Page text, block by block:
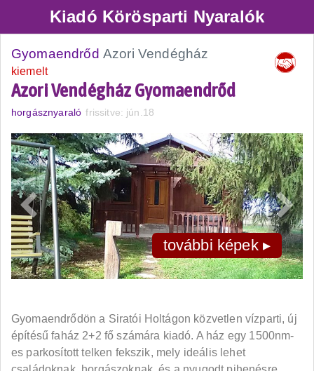
Kiadó Körösparti Nyaralók
Gyomaendrőd Azori Vendégház
kiemelt
Azori Vendégház Gyomaendrőd
horgásznyaraló frissitve: jún.18
további képek ▸
Gyomaendrődön a Siratói Holtágon közvetlen vízparti, új
építésű faház 2+2 fő számára kiadó. A ház egy 1500nm-
es parkosított telken fekszik, mely ideális lehet